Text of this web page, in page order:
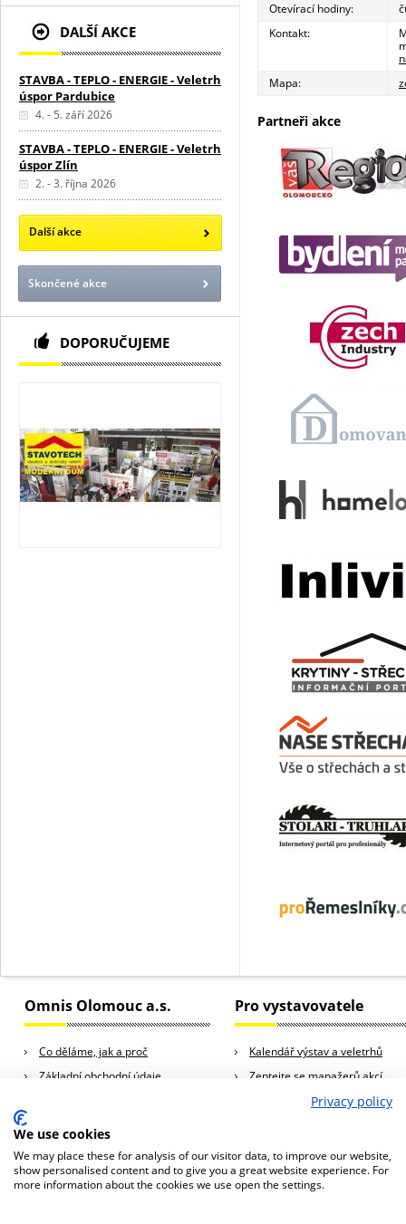
Otevírací hodiny:
Kontakt:
Mapa:
Partneři akce
DALŠÍ AKCE
STAVBA - TEPLO - ENERGIE - Veletrh
úspor Pardubice
4. - 5. září 2026
STAVBA - TEPLO - ENERGIE - Veletrh
úspor Zlín
2. - 3. října 2026
Další akce
Skončené akce
DOPORUČUJEME
Omnis Olomouc a.s.
Co děláme, jak a proč
Základní obchodní údaje
Pro vystavovatele
Kalendář výstav a veletrhů
Zeptejte se manažerů akcí
Rady a tipy pro vystavovatele
© 2013 Omnis Olomouc a.s., všechna práva vyhrazena
Privacy policy
We use cookies
We may place these for analysis of our visitor data, to improve our website,
show personalised content and to give you a great website experience. For
more information about the cookies we use open the settings.